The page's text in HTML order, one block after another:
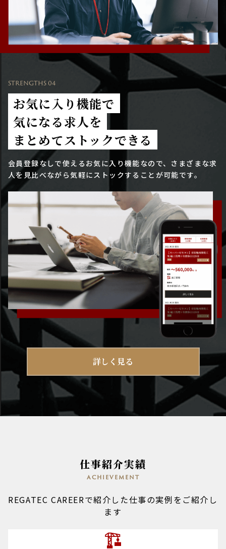
STRENGTHS 04
お気に入り機能で
気になる求人を
まとめてストックできる
会員登録なしで使えるお気に入り機能なので、さまざまな求
人を見比べながら気軽にストックすることが可能です。
詳しく見る
仕事紹介実績
achievement
REGATEC CAREERで紹介した仕事の実例をご紹介し
ます